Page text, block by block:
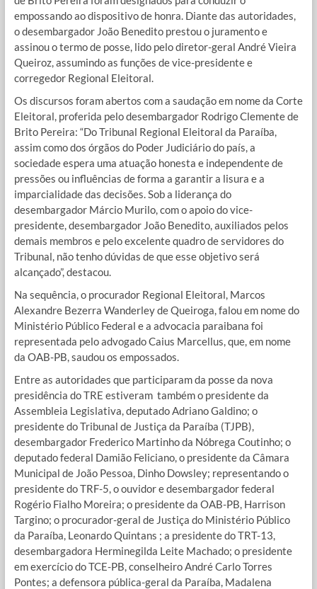
empossando ao dispositivo de honra. Diante das autoridades,
o desembargador João Benedito prestou o juramento e
assinou o termo de posse, lido pelo diretor-geral André Vieira
Queiroz, assumindo as funções de vice-presidente e
corregedor Regional Eleitoral.
Os discursos foram abertos com a saudação em nome da Corte
Eleitoral, proferida pelo desembargador Rodrigo Clemente de
Brito Pereira: “Do Tribunal Regional Eleitoral da Paraíba,
assim como dos órgãos do Poder Judiciário do país, a
sociedade espera uma atuação honesta e independente de
pressões ou influências de forma a garantir a lisura e a
imparcialidade das decisões. Sob a liderança do
desembargador Márcio Murilo, com o apoio do vice-
presidente, desembargador João Benedito, auxiliados pelos
demais membros e pelo excelente quadro de servidores do
Tribunal, não tenho dúvidas de que esse objetivo será
alcançado”, destacou.
Na sequência, o procurador Regional Eleitoral, Marcos
Alexandre Bezerra Wanderley de Queiroga, falou em nome do
Ministério Público Federal e a advocacia paraibana foi
representada pelo advogado Caius Marcellus, que, em nome
da OAB-PB, saudou os empossados.
Entre as autoridades que participaram da posse da nova
presidência do TRE estiveram também o presidente da
Assembleia Legislativa, deputado Adriano Galdino; o
presidente do Tribunal de Justiça da Paraíba (TJPB),
desembargador Frederico Martinho da Nóbrega Coutinho; o
deputado federal Damião Feliciano, o presidente da Câmara
Municipal de João Pessoa, Dinho Dowsley; representando o
presidente do TRF-5, o ouvidor e desembargador federal
Rogério Fialho Moreira; o presidente da OAB-PB, Harrison
Targino; o procurador-geral de Justiça do Ministério Público
da Paraíba, Leonardo Quintans ; a presidente do TRT-13,
desembargadora Herminegilda Leite Machado; o presidente
em exercício do TCE-PB, conselheiro André Carlo Torres
Pontes; a defensora pública-geral da Paraíba, Madalena